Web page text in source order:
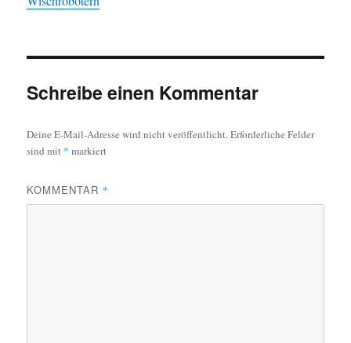
Schreibe einen Kommentar
Deine E-Mail-Adresse wird nicht veröffentlicht.Erforderliche Felder
sind mit * markiert
KOMMENTAR *